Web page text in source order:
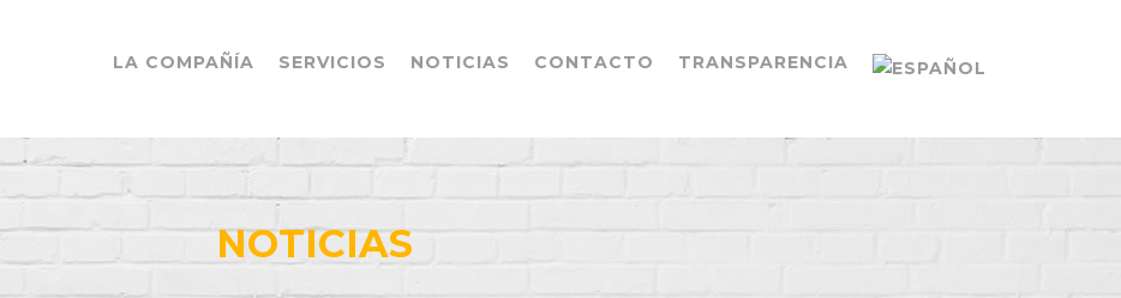
LA COMPAÑÍA SERVICIOS NOTICIAS CONTACTO TRANSPARENCIA
NOTICIAS